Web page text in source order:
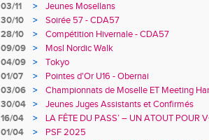
03/11
>
Jeunes Mosellans
30/10
>
Soirée 57 - CDA57
28/10
>
Compétition Hivernale - CDA57
09/09
>
Mosl Nordic Walk
04/09
>
Tokyo
01/07
>
Pointes d'Or U16 - Obernai
03/06
>
Championnats de Moselle ET Meeting
30/04
>
Jeunes Juges Assistants et Confirmés
16/04
>
LA FÊTE DU PASS’ – UN ATOUT POUR
01/04
>
PSF 2025